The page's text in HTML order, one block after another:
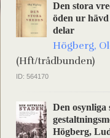
Den stora
öden ur hävd
delar
Högberg,
(Hft/trådbunden)
ID: 564170
Den osynliga
Högberg,